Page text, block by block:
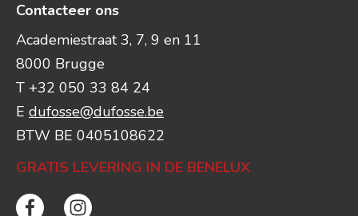
Contacteer ons
Academiestraat 3, 7, 9 en 11
8000 Brugge
T +32 050 33 84 24
E dufosse@dufosse.be
BTW BE 0405108622
GRATIS LEVERING IN DE BENELUX